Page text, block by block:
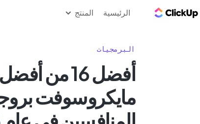
الرئيسية المنتج
البرمجيات
أفضل 16 من
مايكروسوفت